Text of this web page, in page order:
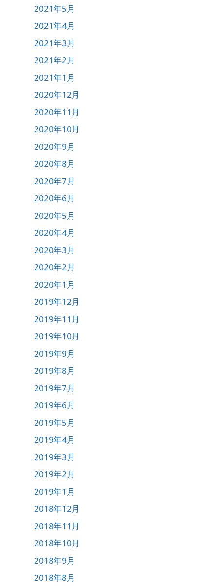
2021年5月
2021年4月
2021年3月
2021年2月
2021年1月
2020年12月
2020年11月
2020年10月
2020年9月
2020年8月
2020年7月
2020年6月
2020年5月
2020年4月
2020年3月
2020年2月
2020年1月
2019年12月
2019年11月
2019年10月
2019年9月
2019年8月
2019年7月
2019年6月
2019年5月
2019年4月
2019年3月
2019年2月
2019年1月
2018年12月
2018年11月
2018年10月
2018年9月
2018年8月